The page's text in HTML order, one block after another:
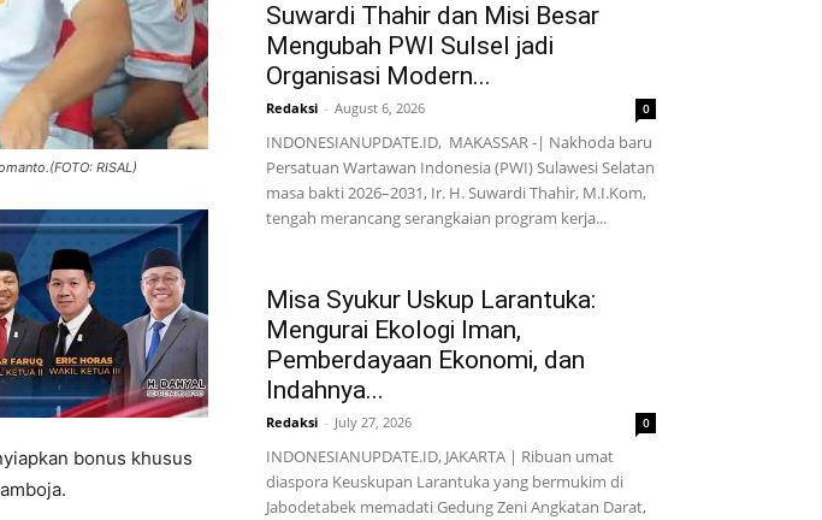
RISAL)
bonus khusus
Suwardi Thahir dan Misi Besar
Mengubah PWI Sulsel jadi
Organisasi Modern...
Redaksi - August 6, 2026 0
INDONESIANUPDATE.ID, MAKASSAR -| Nakhoda baru
Persatuan Wartawan Indonesia (PWI) Sulawesi Selatan
masa bakti 2026–2031, Ir. H. Suwardi Thahir, M.I.Kom,
tengah merancang serangkaian program kerja...
Misa Syukur Uskup Larantuka:
Mengurai Ekologi Iman,
Pemberdayaan Ekonomi, dan
Indahnya...
Redaksi - July 27, 2026 0
INDONESIANUPDATE.ID, JAKARTA | Ribuan umat
diaspora Keuskupan Larantuka yang bermukim di
Jabodetabek memadati Gedung Zeni Angkatan Darat,